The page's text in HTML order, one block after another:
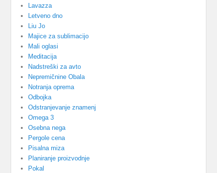
Lavazza
Letveno dno
Liu Jo
Majice za sublimacijo
Mali oglasi
Meditacija
Nadstreški za avto
Nepremičnine Obala
Notranja oprema
Odbojka
Odstranjevanje znamenj
Omega 3
Osebna nega
Pergole cena
Pisalna miza
Planiranje proizvodnje
Pokal